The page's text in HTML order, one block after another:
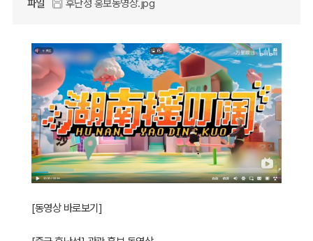
파일 후난성 홍보동영상.jpg
[동영상 바로보기]